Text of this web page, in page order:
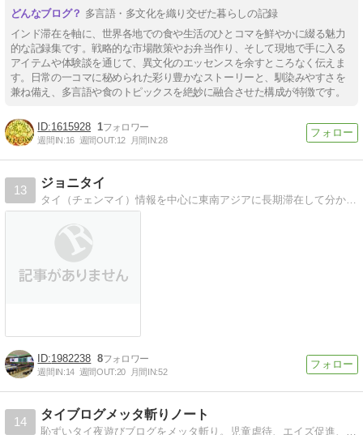
多言語・多文化を織り交ぜた暮らしの記録
インド滞在を軸に、世界各地での食や生活のひとコマを鮮やかに綴る魅力
的な記録集です。戦略的な市場散策やお弁当作り、そして現地で手に入る
アイテムや体験談を通じて、異文化のエッセンスを余すところなく伝えま
す。日常の一コマに秘められた彩り豊かなストーリーと、馴染みやすさを
兼ね備え、多言語や食のトピックスを絶妙に融合させた構成が特徴です。
1615928 1
週間IN:16 週間OUT:12 月間IN:28
13
ジョニタイ
タイ（チェンマイ）情報を中心に東南アジアに長期滞在して分かったことを更新中！海外ノマド術も公開
1982238 8
週間IN:14 週間OUT:20 月間IN:52
14
タイブログメッタ斬りノート
恥ずいタイ夜遊びブログをメッタ斬り。児童虐待、エイズ促進、嘘情報、騙しリンク等の悪質ブログが標的。通報歓迎（真摯なタイ夜遊びブログは除く）